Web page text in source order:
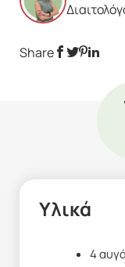
Κλείσε ραντεβού
+30 213 01
Share
Υλικά
4 αυγά